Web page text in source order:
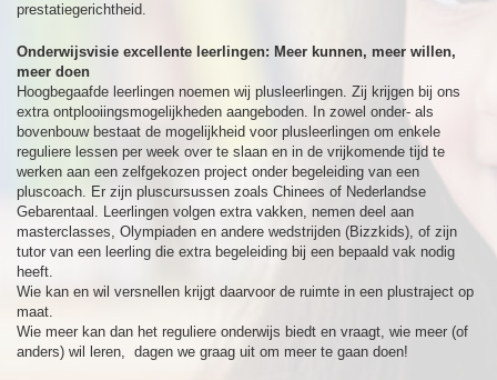
prestatiegerichtheid.
Onderwijsvisie excellente leerlingen: Meer kunnen, meer willen,
meer doen
Hoogbegaafde leerlingen noemen wij plusleerlingen. Zij krijgen bij ons
extra ontplooiingsmogelijkheden aangeboden. In zowel onder- als
bovenbouw bestaat de mogelijkheid voor plusleerlingen om enkele
reguliere lessen per week over te slaan en in de vrijkomende tijd te
werken aan een zelfgekozen project onder begeleiding van een
pluscoach. Er zijn pluscursussen zoals Chinees of Nederlandse
Gebarentaal. Leerlingen volgen extra vakken, nemen deel aan
masterclasses, Olympiaden en andere wedstrijden (Bizzkids), of zijn
tutor van een leerling die extra begeleiding bij een bepaald vak nodig
heeft.
Wie kan en wil versnellen krijgt daarvoor de ruimte in een plustraject op
maat.
Wie meer kan dan het reguliere onderwijs biedt en vraagt, wie meer (of
anders) wil leren, dagen we graag uit om meer te gaan doen!